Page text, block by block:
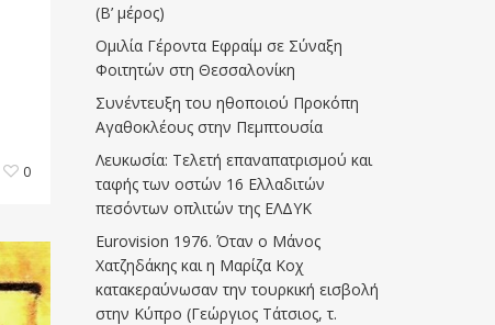
0
(Β’ μέρος)
Ομιλία Γέροντα Εφραίμ σε Σύναξη
Φοιτητών στη Θεσσαλονίκη
Συνέντευξη του ηθοποιού Προκόπη
Αγαθοκλέους στην Πεμπτουσία
Λευκωσία: Τελετή επαναπατρισμού και
ταφής των οστών 16 Ελλαδιτών
πεσόντων οπλιτών της ΕΛΔΥΚ
Eurovision 1976. Όταν ο Μάνος
Χατζηδάκης και η Μαρίζα Κοχ
κατακεραύνωσαν την τουρκική εισβολή
στην Κύπρο (Γεώργιος Τάτσιος, τ.